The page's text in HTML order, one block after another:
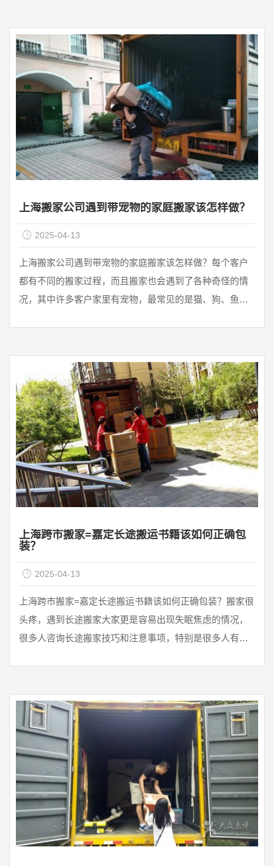
物流应用程序，不断深入从事搬家行业，继续为用户产生
更快的搬家体验。众所周知，在整个搬家过程中涉及重型
电器产品和床上用品套件的情况下，超过90%的受访者会
选择搬家企业为其搬家。然而，搬家销售市场的好坏参差
不齐。很 ...
上海搬家公司遇到带宠物的家庭搬家该怎样做？
2025-04-13
上海搬家公司遇到带宠物的家庭搬家该怎样做？每个客户
都有不同的搬家过程，而且搬家也会遇到了各种奇怪的情
况，其中许多客户家里有宠物，最常见的是猫、狗、鱼、
的家庭狗有很多种，小狗。大狗。温柔，凶猛，不同，喜
欢不同的环境和状态，我们需要与客户清楚沟通，看看客
户的需求；毕竟，狗死于太兴奋或太害怕，如果客户的狗
不能接受，我们也试图建议客户寄养宠物，搬 ...
上海跨市搬家=嘉定长途搬运书籍该如何正确包
装？
2025-04-13
上海跨市搬家=嘉定长途搬运书籍该如何正确包装？搬家很
头疼，遇到长途搬家大家更是容易出现失眠焦虑的情况，
很多人咨询长途搬家技巧和注意事项，特别是很多人有特
该如何正确包装？上海公兴搬场公司就该问题为大家总结
下列四点经验。1.按书的体积进行分类我们知道书最大的
问题是体积不同，通常可以根据内容类型放置，方便阅
读，但搬家会发现不同大小的书放在纸箱里会有很 ...